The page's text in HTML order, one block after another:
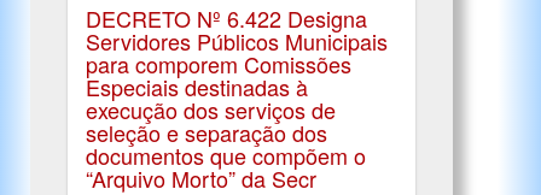
DECRETO Nº 6.422 Designa
Servidores Públicos Municipais
para comporem Comissões
Especiais destinadas à
execução dos serviços de
seleção e separação dos
documentos que compõem o
“Arquivo Morto” da Secr